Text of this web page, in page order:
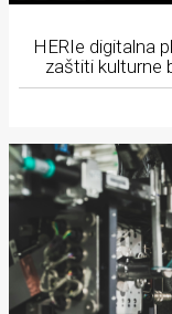
HERIe digitalna
zaštiti kulturne